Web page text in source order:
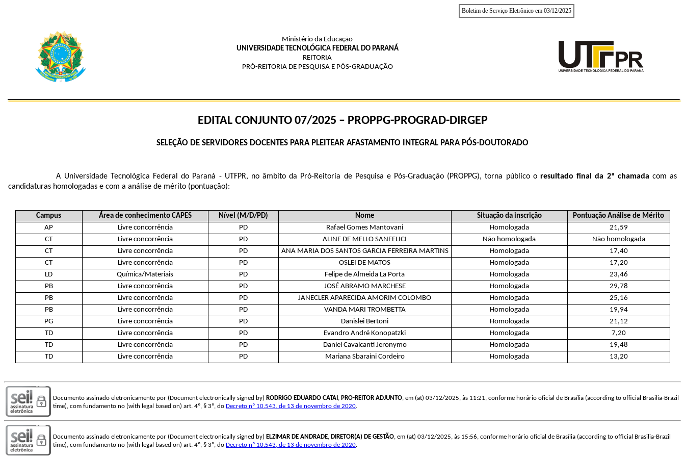
Boletim de Serviço Eletrônico em 03/12/2025
Ministério da Educação
UNIVERSIDADE TECNOLÓGICA FEDERAL DO PARANÁ
REITORIA
PRÓ-REITORIA DE PESQUISA E PÓS-GRADUAÇÃO
EDITAL CONJUNTO07/2025 – PROPPG-PROGRAD-DIRGEP
SELEÇÃO DE SERVIDORES DOCENTES PARA PLEITEAR AFASTAMENTO INTEGRAL PARAPÓS-DOUTORADO
A Universidade Tecnológica Federal do Paraná - UTFPR, no âmbito da Pró-Reitoria de Pesquisa e Pós-Graduação (PROPPG), torna público o resultado final da 2ª chamada com as
candidaturas homologadas e com a análise de mérito (pontuação):
Campus Área de conhecimento CAPES Nível (M/D/PD) Nome Situação da inscrição
Pontuação Análise de Mérito
AP
Livre concorrência PD Rafael Gomes Mantovani Homologada
21,59
CT
Livre concorrência PD ALINE DE MELLO SANFELICI Não homologada
Não homologada
CT
Livre concorrência PD ANA MARIA DOS SANTOS GARCIA FERREIRA MARTINS Homologada
17,40
CT
Livre concorrência PD OSLEI DE MATOS Homologada
17,20
LD
Química/Materiais PD Felipe de Almeida La Porta Homologada
23,46
PB
Livre concorrência PD JOSÉ ABRAMO MARCHESE Homologada
29,78
PB
Livre concorrência PD JANECLER APARECIDA AMORIM COLOMBO Homologada
25,16
PB
Livre concorrência PD VANDA MARI TROMBETTA Homologada
19,94
PG
Livre concorrência PD Danislei Bertoni Homologada
21,12
TD
Livre concorrência PD Evandro André Konopatzki Homologada
7,20
TD
Livre concorrência PD Daniel Cavalcanti Jeronymo Homologada
19,48
TD
Livre concorrência PD Mariana Sbaraini Cordeiro Homologada 13,20
Documento assinado eletronicamente por (Document electronically signed by) RODRIGO EDUARDO CATAI , PRO-REITOR ADJUNTO, em (at) 03/12/2025, às 11:21, conforme horário oficial de Brasília (according to official Brasilia-Brazil
time), com fundamento no (with legal based on) art. 4º, § 3º, do Decreto nº 10.543, de 13 de novembro de 2020.
Documento assinado eletronicamente por (Document electronically signed by) ELZIMAR DE ANDRADE, DIRETOR(A) DE GESTÃO, em (at) 03/12/2025, às 15:56, conforme horário oficial de Brasília (according to official Brasilia-Brazil
time), com fundamento no (with legal based on) art. 4º, § 3º, do Decreto nº 10.543, de 13 de novembro de 2020.